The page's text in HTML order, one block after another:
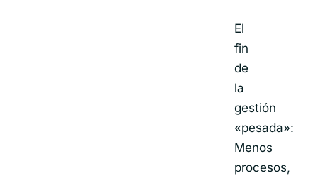
El
fin
de
la
gestión
«pesada»:
Menos
procesos,